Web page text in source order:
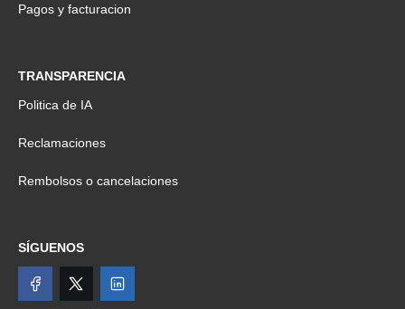
Pagos y facturacion
TRANSPARENCIA
Politica de IA
Reclamaciones
Rembolsos o cancelaciones
SÍGUENOS